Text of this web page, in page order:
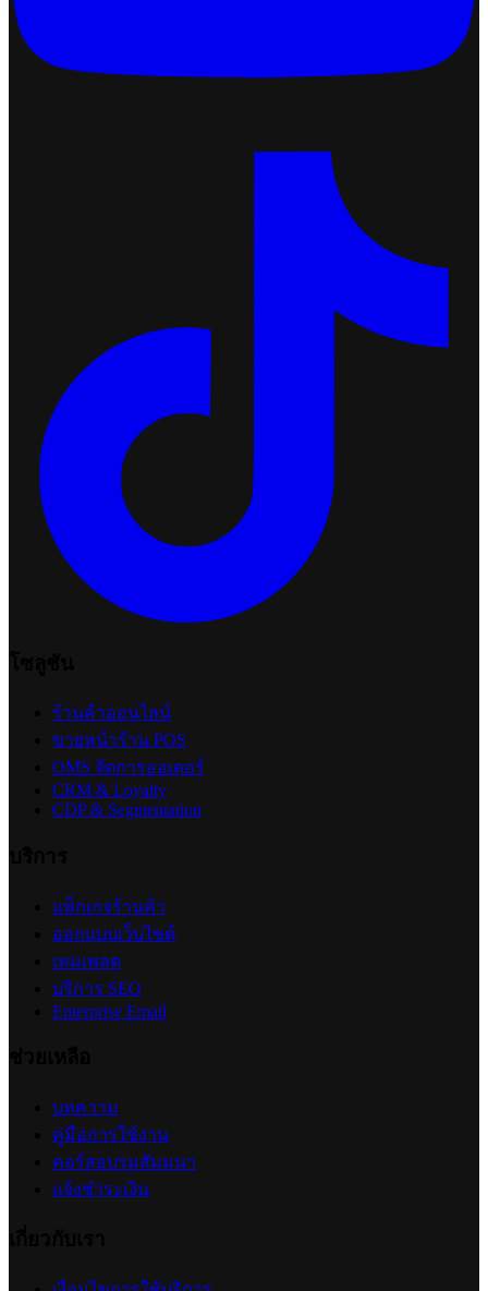
ร้านค้าออนไลน์
ขายหน้าร้าน POS
OMS จัดการออเดอร์
CRM & Loyalty
CDP & Segmentation
แพ็กเกจร้านค้า
ออกแบบเว็บไซต์
เทมเพลต
บริการ SEO
Enterprise Email
บทความ
คู่มือการใช้งาน
คอร์สอบรมสัมมนา
แจ้งชำระเงิน